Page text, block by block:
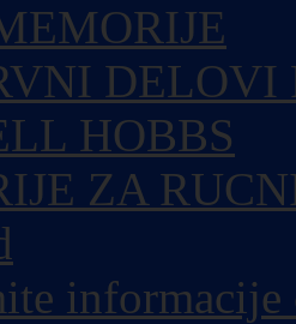
DELOVI
HOBBS
ZA